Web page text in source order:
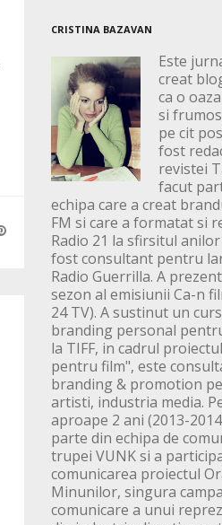
CRISTINA BAZAVAN
Este
creat
ca o
si
pe cit
fost
revistei
facut
echipa care a creat
FM si care a formatat si
Radio 21 la sfirsitul anilor
fost consultant pentru
Radio Guerrilla. A
sezon al emisiunii Ca-n
24 TV). A sustinut un
branding personal
la TIFF, in cadrul
pentru film", este
branding & promotion
artisti, industria media.
aproape 2 ani (2013-
parte din echipa de
trupei VUNK si a
comunicarea proiectul
Minunilor, singura
comunicare a unui